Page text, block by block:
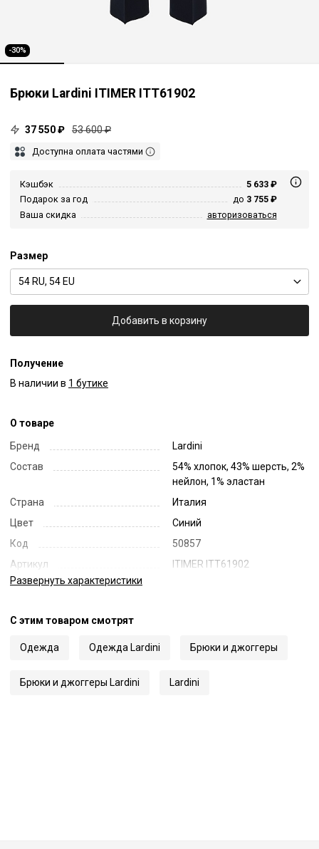
-30%
Брюки Lardini ITIMER ITT61902
37 550 ₽ 53 600 ₽
Доступна оплата частями
Кэшбэк
5 633 ₽
Подарок за год
до 3 755 ₽
Ваша скидка
авторизоваться
Размер
54 RU, 54 EU
Добавить в корзину
Получение
В наличии в 1 бутике
О товаре
Бренд
Lardini
Состав
54% хлопок, 43% шерсть, 2%
нейлон, 1% эластан
Страна
Италия
Цвет
Синий
Код
50857
Артикул
ITIMER ITT61902
Развернуть характеристики
С этим товаром смотрят
Одежда Одежда Lardini Брюки и джоггеры
Брюки и джоггеры Lardini Lardini